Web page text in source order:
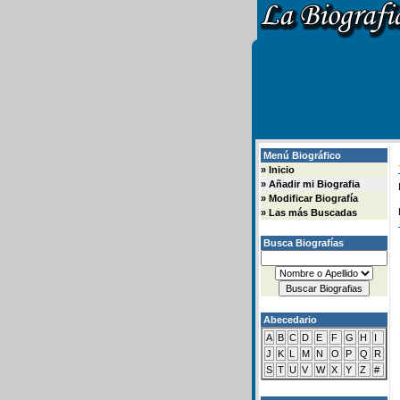
Menú Biográfico
» Inicio
» Añadir mi Biografia
» Modificar Biografía
» Las más Buscadas
Busca Biografías
Abecedario
A B C D E F G H
I
J
K L M N O P Q
R
S T U V W X Y Z #